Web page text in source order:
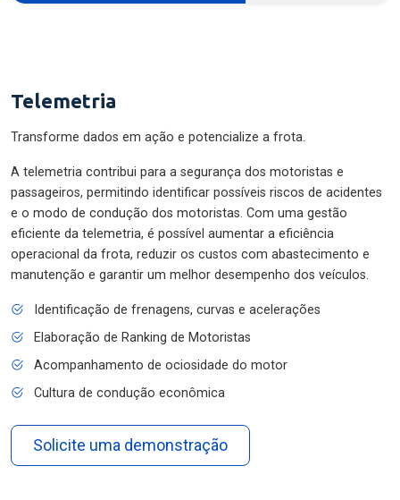
Telemetria
Transforme dados em ação e potencialize a frota.
A telemetria contribui para a segurança dos motoristas e
passageiros, permitindo identificar possíveis riscos de acidentes
e o modo de condução dos motoristas. Com uma gestão
eficiente da telemetria, é possível aumentar a eficiência
operacional da frota, reduzir os custos com abastecimento e
manutenção e garantir um melhor desempenho dos veículos.
Identificação de frenagens, curvas e acelerações
Elaboração de Ranking de Motoristas
Acompanhamento de ociosidade do motor
Cultura de condução econômica
Solicite uma demonstração